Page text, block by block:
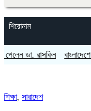
শিরোনাম
ডা. রাসকিন বাংলাদেশের হয়ে
শিক্ষা, সারাদেশ